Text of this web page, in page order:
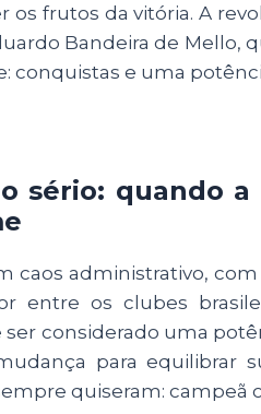
os frutos da vitória. A
Bandeira de Mello,
conquistas e uma
sério: quando
caos administrativo,
entre os clubes
considerado uma
para equilibrar
quiseram: campeã